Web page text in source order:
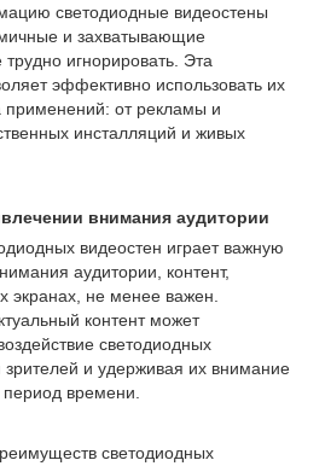
светодиодные видеостены
и захватывающие
игнорировать. Эта
эффективно использовать их
применений: от рекламы и
инсталляций и живых
внимания аудитории
видеостен играет важную
аудитории, контент,
экранах, не менее важен.
контент может
светодиодных
зрителей и удерживая их внимание
времени.
светодиодных